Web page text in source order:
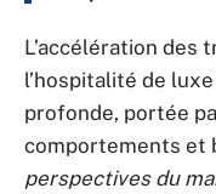
L’accélération des
l’hospitalité de
profonde, portée
comportements et
perspectives du